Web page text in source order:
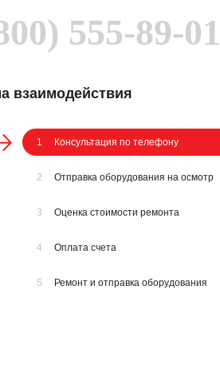
555-89-01
взаимодействия
1 Консультация по телефону
2 Отправка оборудования на осмотр
3 Оценка стоимости ремонта
4 Оплата счета
5 Ремонт и отправка оборудования